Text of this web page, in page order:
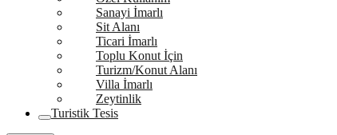
Sanayi İmarlı
Sit Alanı
Ticari İmarlı
Toplu Konut İçin
Turizm/Konut Alanı
Villa İmarlı
Zeytinlik
Turistik Tesis